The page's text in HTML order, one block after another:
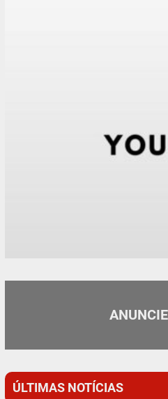
ÚLTIMAS NOTÍCIAS